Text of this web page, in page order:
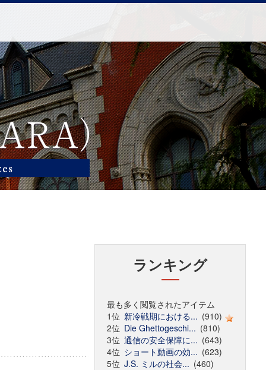
ランキング
最も多く閲覧されたアイテム
1位 新冷戦期における... (910)
2位 Die Ghettogeschi... (810)
3位 通信の安全保障に... (643)
4位 ショート動画の効... (623)
5位 J.S. ミルの社会... (460)